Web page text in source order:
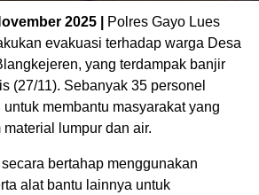
2025 |
Polres Gayo Lues
evakuasi terhadap warga Desa
yang terdampak banjir
(27/11). Sebanyak 35 personel
membantu masyarakat yang
lumpur dan air.
bertahap menggunakan
alat bantu lainnya untuk